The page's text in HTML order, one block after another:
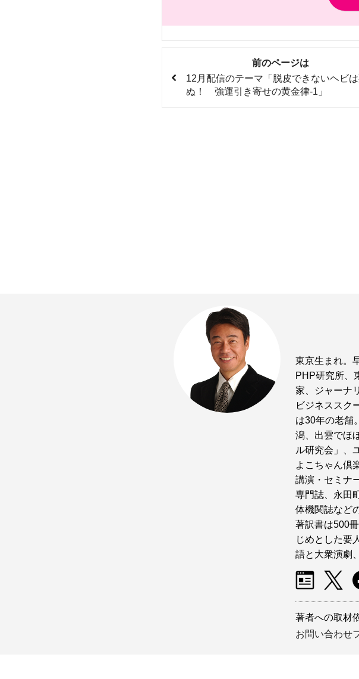
前のページは
12月配信のテーマ「脱皮できないヘビ
ぬ！ 強運引き寄せの黄金律-1」
東京生まれ。
PHP研究所、
家、ジャーナ
ビジネススク
は30年の老舗
潟、出雲でほ
ル研究会」、
よこちゃん倶
講演・セミナ
専門誌、永田
体機関誌など
著訳書は500
じめとした要
語と大衆演劇
著者への取材
お問い合わせ